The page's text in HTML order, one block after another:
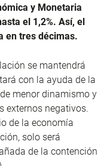
y Monetaria
el 1,2%. Así, el
en tres décimas.
se mantendrá
con la ayuda de la
menor dinamismo y
externos negativos.
de la economía
solo será
de la contención